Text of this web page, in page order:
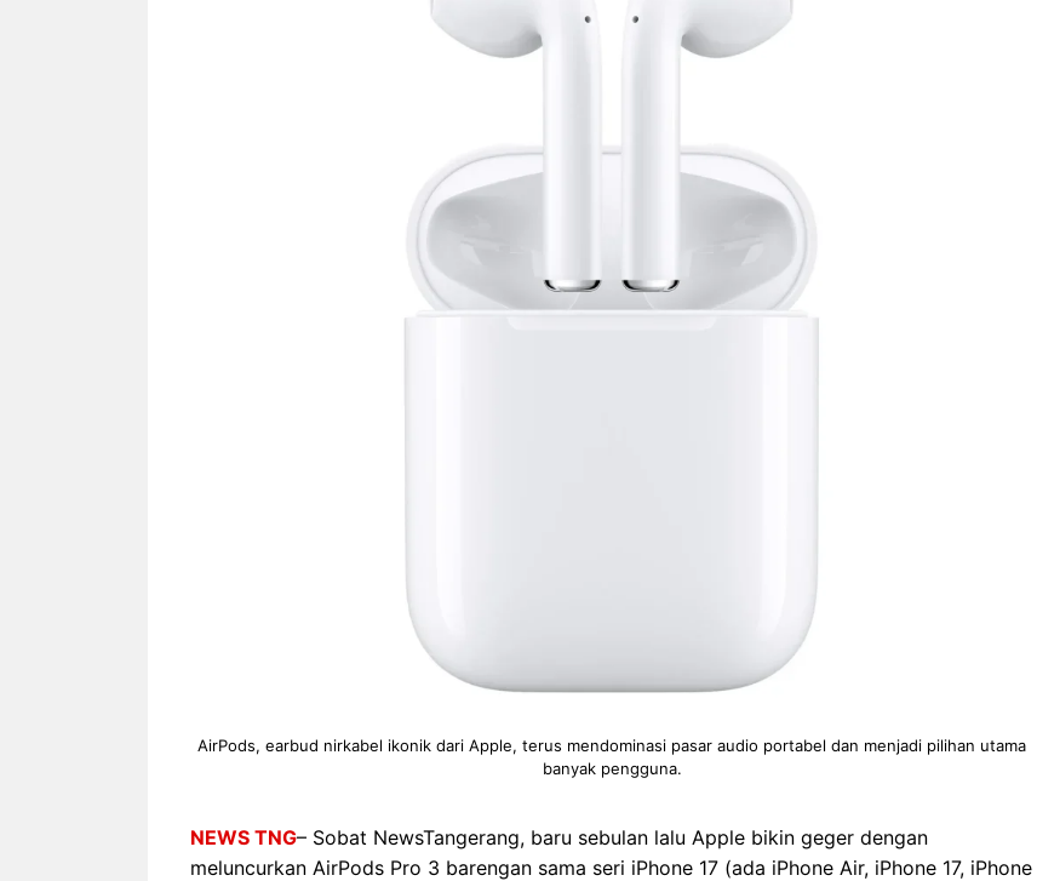
AirPods, earbud nirkabel ikonik dari Apple, terus mendominasi pasar audio portabel dan menjadi pilihan utama
banyak pengguna.
NEWS TNG– Sobat NewsTangerang, baru sebulan lalu Apple bikin geger dengan
meluncurkan AirPods Pro 3 barengan sama seri iPhone 17 (ada iPhone Air, iPhone 17, iPhone
2026, restoran all you can eat
Kakkoii All You Can Eat Bandung
Sambut 2026, Kakkoii
Bandung Hadirkan Pesta All
You Can Eat Mulai Rp
buat iseng-iseng, eh ternyata malah
jadi peluang bisnis yang